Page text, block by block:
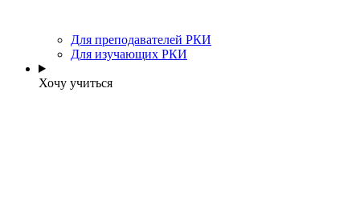
Для преподавателей РКИ
Для изучающих РКИ
Хочу учиться